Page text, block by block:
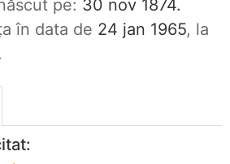
pe: 30 nov 1874.
în data de 24 jan 1965, la